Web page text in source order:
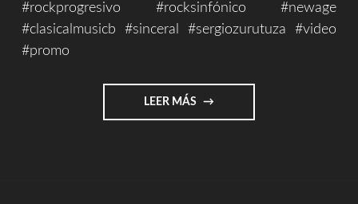
#rockprogresivo #rocksinfónico #newage
#clasicalmusicb #sinceral #sergiozurutuza #video
#promo
LEER MÁS "DISCOGRAFÍA
1999/2019"